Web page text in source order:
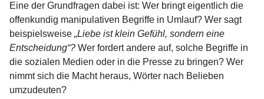
Eine der Grundfragen dabei ist: Wer bringt eigentlich die
offenkundig manipulativen Begriffe in Umlauf? Wer sagt
beispielsweise „Liebe ist klein Gefühl, sondern eine
Entscheidung“? Wer fordert andere auf, solche Begriffe in
die sozialen Medien oder in die Presse zu bringen? Wer
nimmt sich die Macht heraus, Wörter nach Belieben
umzudeuten?